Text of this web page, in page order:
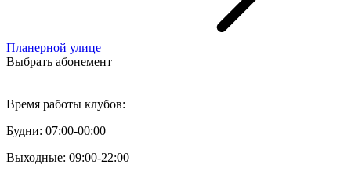
Планерной улице
Выбрать абонемент
Время работы клубов:
Будни: 07:00-00:00
Выходные: 09:00-22:00